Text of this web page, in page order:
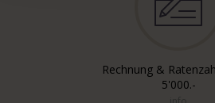
Rechnung &
5'000.-